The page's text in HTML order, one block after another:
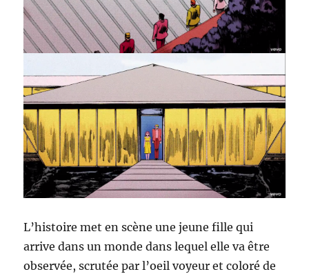
L’histoire met en scène une jeune fille qui
arrive dans un monde dans lequel elle va être
observée, scrutée par l’oeil voyeur et coloré de